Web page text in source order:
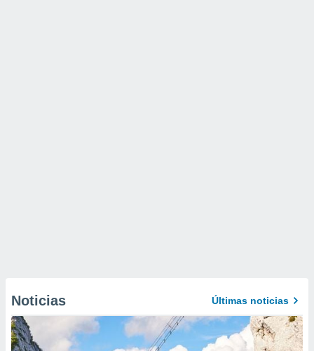
Noticias Últimas noticias